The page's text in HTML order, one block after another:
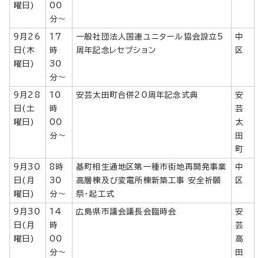
曜日)
00
分～
9月26
日(木
曜日)
17
時
30
分～
一般社団法人国連ユニタール協会設立5
周年記念レセプション
中
区
9月28
日(土
曜日)
10
時
00
分～
安芸太田町合併20周年記念式典
安
芸
太
田
町
9月30
日(月
曜日)
8時
30
分～
基町相生通地区第一種市街地再開発事業
高層棟及び変電所棟新築工事 安全祈願
祭・起工式
中
区
9月30
日(月
曜日)
14
時
00
分～
広島県市議会議長会臨時会
安
芸
高
田